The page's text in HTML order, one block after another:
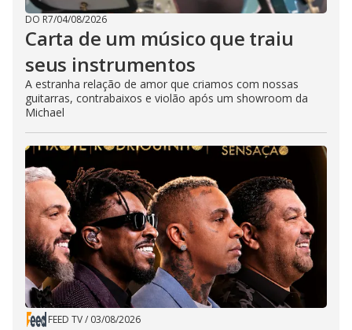
DO R7/04/08/2026
Carta de um músico que traiu
seus instrumentos
A estranha relação de amor que criamos com nossas
guitarras, contrabaixos e violão após um showroom da
Michael
FEED TV/ 03/08/2026